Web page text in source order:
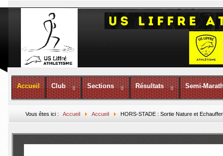
Accueil Club Sections Résultats Semi-
Vous êtes ici :Accueil Accueil HORS-STADE : Sortie Nature et